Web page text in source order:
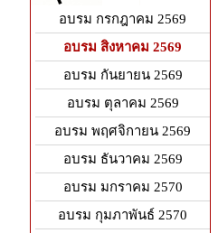
อบรม กรกฎาคม 2569
อบรม สิงหาคม 2569
อบรม กันยายน 2569
อบรม ตุลาคม 2569
อบรม พฤศจิกายน 2569
อบรม ธันวาคม 2569
อบรม มกราคม 2570
อบรม กุมภาพันธ์ 2570